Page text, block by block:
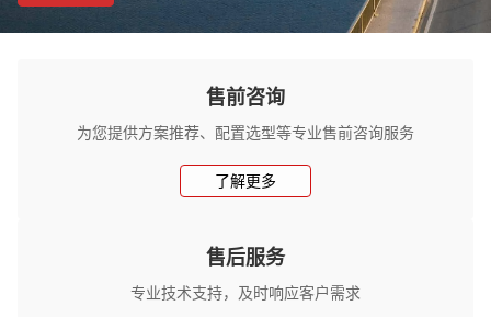
售前咨询
为您提供方案推荐、配置选型等专业售前咨询服务
了解更多
售后服务
专业技术支持，及时响应客户需求